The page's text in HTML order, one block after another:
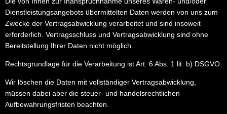
Dienstleistungsangebots übermittelten Daten werden von uns zum
Zwecke der Vertragsabwicklung verarbeitet und sind insoweit
erforderlich. Vertragsschluss und Vertragsabwicklung sind ohne
Bereitstellung Ihrer Daten nicht möglich.
Rechtsgrundlage für die Verarbeitung ist Art. 6 Abs. 1 lit. b) DSGVO.
Wir löschen die Daten mit vollständiger Vertragsabwicklung,
müssen dabei aber die steuer- und handelsrechtlichen
Aufbewahrungsfristen beachten.